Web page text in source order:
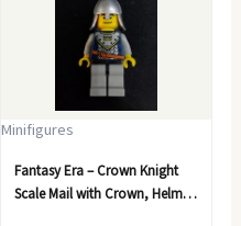
Minifigures
Fantasy Era – Crown Knight
Scale Mail with Crown, Helmet